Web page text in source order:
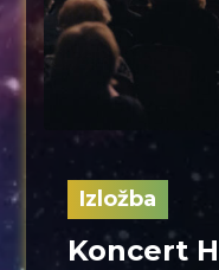
Izložba
Koncert